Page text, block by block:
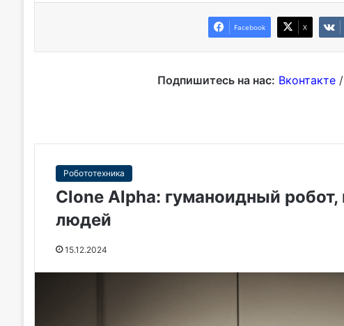
Facebook X
Подпишитесь на нас: Вконтакте/